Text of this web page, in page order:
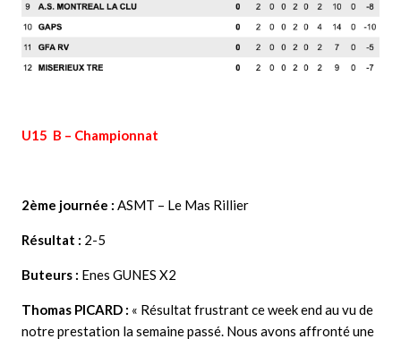
U15 B – Championnat
2ème journée : ASMT – Le Mas Rillier
Résultat : 2-5
Buteurs : Enes GUNES X2
Thomas PICARD : « Résultat frustrant ce week end au vu de
notre prestation la semaine passé. Nous avons affronté une